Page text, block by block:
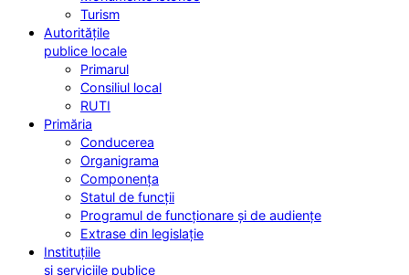
Turism
Autoritățile
publice locale
Primarul
Consiliul local
RUTI
Primăria
Conducerea
Organigrama
Componența
Statul de funcții
Programul de funcționare și de audiențe
Extrase din legislație
Instituțiile
și serviciile publice